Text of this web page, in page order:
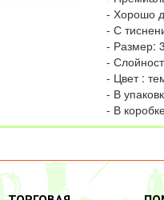
- Хорошо
- С
- Размер:
-
- Цвет :
- В
- В